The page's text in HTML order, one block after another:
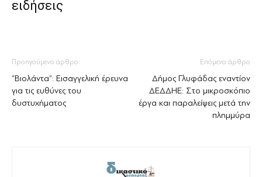
ειδήσεις
Προηγούμενο άρθρο
“Βιολάντα”: Εισαγγελική έρευνα
για τις ευθύνες του
δυστυχήματος
Επόμενο άρθρο
Δήμος Γλυφάδας εναντίον
ΔΕΔΔΗΕ: Στο μικροσκόπιο
έργα και παραλείψεις μετά την
πλημμύρα